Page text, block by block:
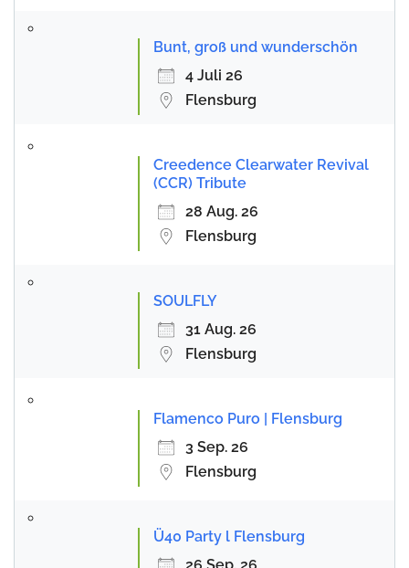
Bunt, groß und wunderschön
4 Juli 26
Flensburg
Creedence Clearwater Revival
(CCR) Tribute
28 Aug. 26
Flensburg
SOULFLY
31 Aug. 26
Flensburg
Flamenco Puro | Flensburg
3 Sep. 26
Flensburg
Ü40 Party l Flensburg